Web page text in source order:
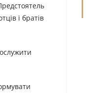
і братів